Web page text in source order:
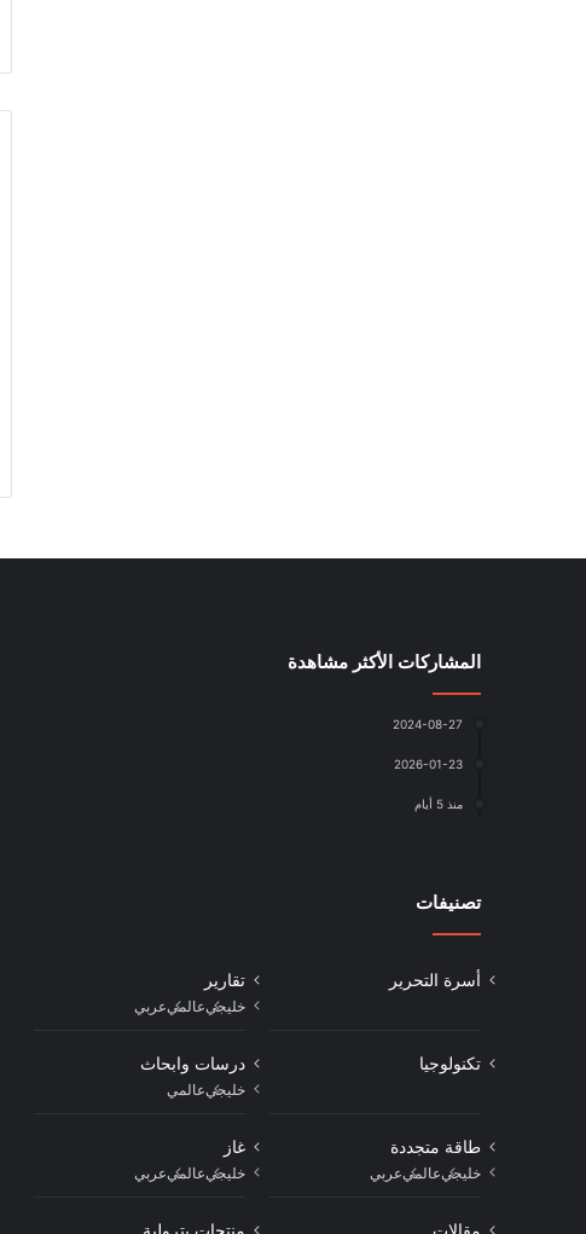
المشاركات الأكثر مشاهدة
2024-08-27
2026-01-23
منذ 5 أيام
تصنيفات
أسرة التحرير تقارير
خليجيعالميعربي
تكنولوجيا درسات وابحاث
خليجيعالمي
طاقة متجددة
خليجيعالميعربي
غاز
خليجيعالميعربي